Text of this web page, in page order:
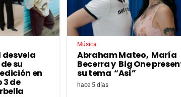
desvela
su
en
3 de
Música
Abraham Mateo, María
Becerra y Big One
su tema “Así”
hace 5 días